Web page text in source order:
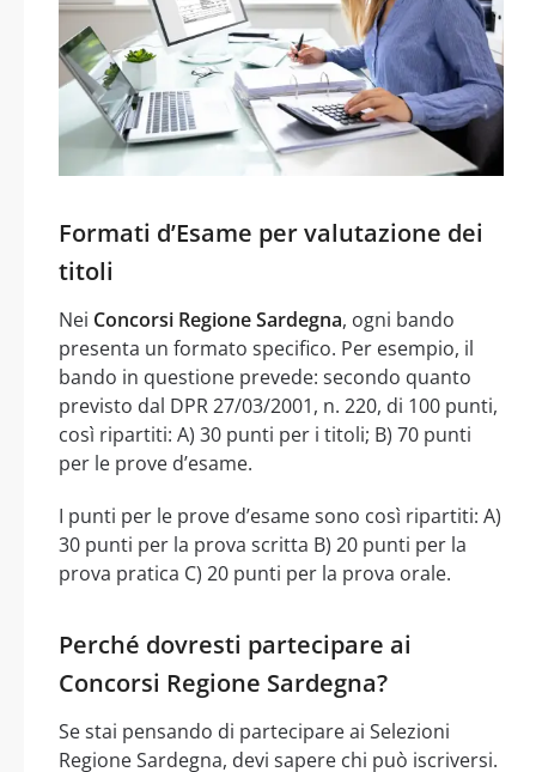
Formati d’Esame per valutazione dei
titoli
Nei Concorsi Regione Sardegna, ogni bando
presenta un formato specifico. Per esempio, il
bando in questione prevede: secondo quanto
previsto dal DPR 27/03/2001, n. 220, di 100 punti,
così ripartiti: A) 30 punti per i titoli; B) 70 punti
per le prove d’esame.
I punti per le prove d’esame sono così ripartiti: A)
30 punti per la prova scritta B) 20 punti per la
prova pratica C) 20 punti per la prova orale.
Perché dovresti partecipare ai
Concorsi Regione Sardegna?
Se stai pensando di partecipare ai Selezioni
Regione Sardegna, devi sapere chi può iscriversi.